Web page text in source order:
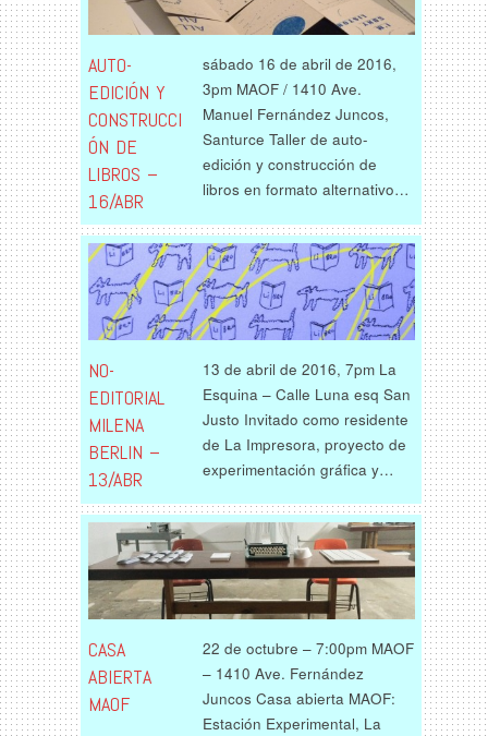
AUTO-
EDICIÓN Y
CONSTRUCCI
ÓN DE
LIBROS –
16/ABR
sábado 16 de abril de 2016,
3pm MAOF / 1410 Ave.
Manuel Fernández Juncos,
Santurce Taller de auto-
edición y construcción de
libros en formato alternativo…
NO-
EDITORIAL
MILENA
BERLIN –
13/ABR
13 de abril de 2016, 7pm La
Esquina – Calle Luna esq San
Justo Invitado como residente
de La Impresora, proyecto de
experimentación gráfica y…
CASA
ABIERTA
MAOF
22 de octubre – 7:00pm MAOF
– 1410 Ave. Fernández
Juncos Casa abierta MAOF:
Estación Experimental, La